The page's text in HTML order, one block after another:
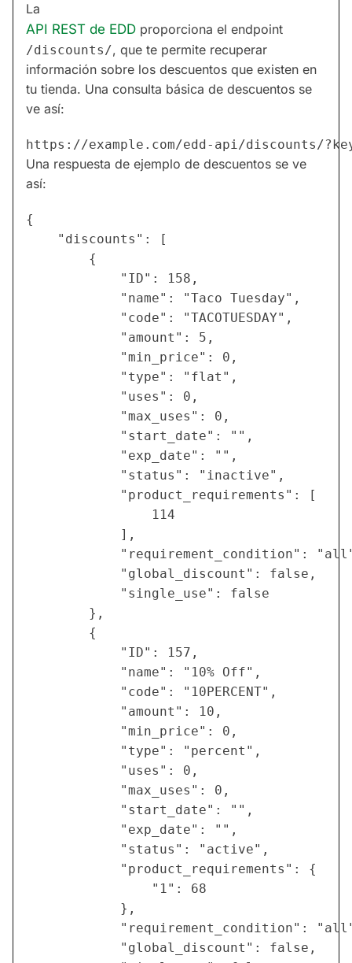
La
API REST de EDD proporciona el endpoint
/discounts/, que te permite recuperar
información sobre los descuentos que existen en
tu tienda. Una consulta básica de descuentos se
ve así:
Una respuesta de ejemplo de descuentos se ve
así:
{
    "discounts": [
        {
            "ID": 158,
            "name": "Taco Tuesday",
            "code": "TACOTUESDAY",
            "amount": 5,
            "min_price": 0,
            "type": "flat",
            "uses": 0,
            "max_uses": 0,
            "start_date": "",
            "exp_date": "",
            "status": "inactive",
            "product_requirements": [
                114
            ],
"requirement_condition":
            "global_discount": false,
            "single_use": false
        },
        {
            "ID": 157,
            "name": "10% Off",
            "code": "10PERCENT",
            "amount": 10,
            "min_price": 0,
            "type": "percent",
            "uses": 0,
            "max_uses": 0,
            "start_date": "",
            "exp_date": "",
            "status": "active",
            "product_requirements": {
                "1": 68
            },
"requirement_condition":
            "global_discount": false,